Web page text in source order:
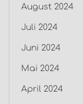
August 2024
Juli 2024
Juni 2024
Mai 2024
April 2024